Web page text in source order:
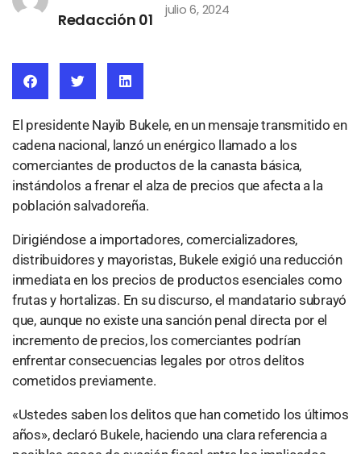
Redacción 01
julio 6, 2024
El presidente Nayib Bukele, en un mensaje transmitido en
cadena nacional, lanzó un enérgico llamado a los
comerciantes de productos de la canasta básica,
instándolos a frenar el alza de precios que afecta a la
población salvadoreña.
Dirigiéndose a importadores, comercializadores,
distribuidores y mayoristas, Bukele exigió una reducción
inmediata en los precios de productos esenciales como
frutas y hortalizas. En su discurso, el mandatario subrayó
que, aunque no existe una sanción penal directa por el
incremento de precios, los comerciantes podrían
enfrentar consecuencias legales por otros delitos
cometidos previamente.
«Ustedes saben los delitos que han cometido los últimos
años», declaró Bukele, haciendo una clara referencia a